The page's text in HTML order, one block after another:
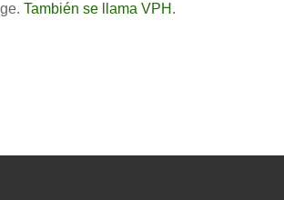
También se llama VPH .